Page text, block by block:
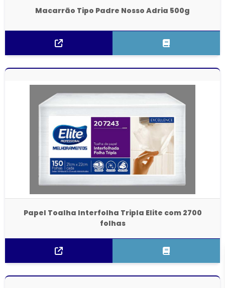
Macarrão Tipo Padre Nosso Adria 500g
Papel Toalha Interfolha Tripla Elite com 2700
folhas